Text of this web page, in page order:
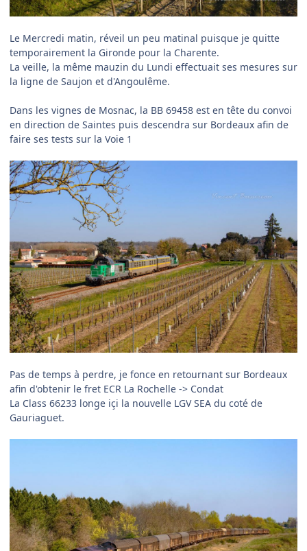
Le Mercredi matin, réveil un peu matinal puisque je quitte
temporairement la Gironde pour la Charente.
La veille, la même mauzin du Lundi effectuait ses mesures sur
la ligne de Saujon et d'Angoulême.
Dans les vignes de Mosnac, la BB 69458 est en tête du convoi
en direction de Saintes puis descendra sur Bordeaux afin de
faire ses tests sur la Voie 1
Pas de temps à perdre, je fonce en retournant sur Bordeaux
afin d'obtenir le fret ECR La Rochelle -> Condat
La Class 66233 longe içi la nouvelle LGV SEA du coté de
Gauriaguet.